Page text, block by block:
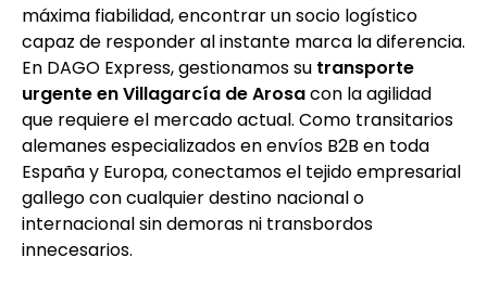
máxima fiabilidad, encontrar un socio logístico
capaz de responder al instante marca la diferencia.
En DAGO Express, gestionamos su transporte
urgente en Villagarcía de Arosacon la agilidad
que requiere el mercado actual. Como transitarios
alemanes especializados en envíos B2B en toda
España y Europa, conectamos el tejido empresarial
gallego con cualquier destino nacional o
internacional sin demoras ni transbordos
innecesarios.